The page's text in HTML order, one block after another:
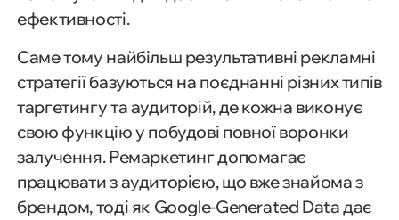
ефективності.
Саме тому найбільш результативні рекламні
стратегії базуються на поєднанні різних типів
таргетингу та аудиторій, де кожна виконує
свою функцію у побудові повної воронки
залучення. Ремаркетинг допомагає
працювати з аудиторією, що вже знайома з
брендом, тоді як Google-Generated Data дає